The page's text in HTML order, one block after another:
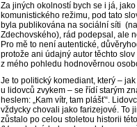
Za jiných okolností bych se i já,
komunistického režimu, pod tato
byla publikována na sociální síti
Zdechovského), rád podepsal, ale
Pro mě to není autentické,
protože ani údajný autor těchto slov
z mého pohledu hodnověrnou
Je to politický komediant, který –
u lidovců zvykem – se řídí starým
heslem: „Kam vítr, tam plášť“.
vždycky chovali jako farizejové. To
zůstalo po celou stoletou historii